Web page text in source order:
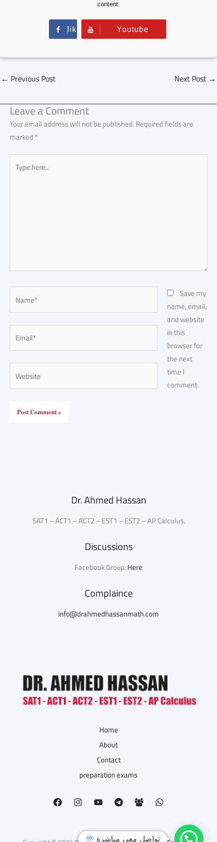
content.
lik Youtube
← Previous Post Next Post →
Leave a Comment
Your email address will not be published.Required fields are
marked*
here..
Save my
name, email,
and website
in this
browser for
the next
time I
comment.
Dr. Ahmed Hassan
SAT1 – ACT1 – ACT2 – EST1 – EST2 – AP Calculus.
Discussions
Facebook Group:Here
Complaince
info@drahmedhassanmath.com
Home
About
Contact
preparation exams
تواصل معي مباشرة